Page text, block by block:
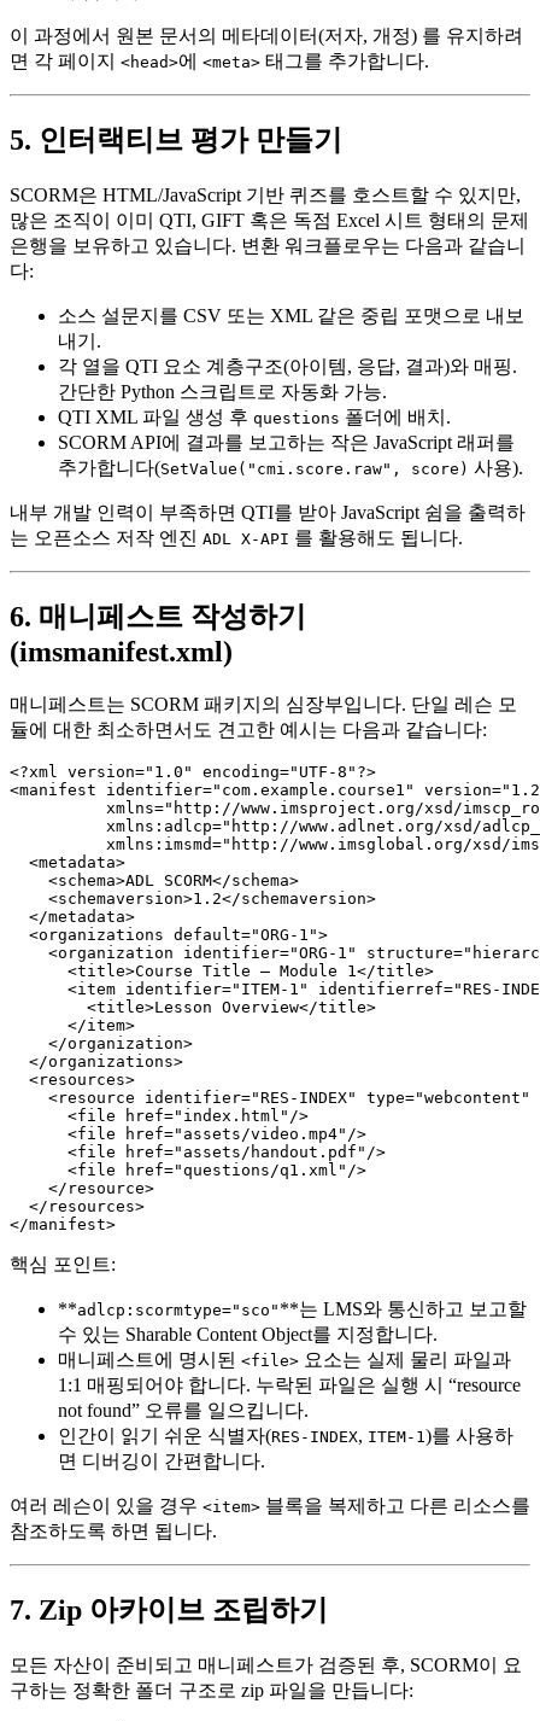
이 과정에서 원본 문서의 메타데이터(저자, 개정) 를 유지하려
면 각 페이지 <head>에 <meta> 태그를 추가합니다.
5. 인터랙티브 평가 만들기
SCORM은 HTML/JavaScript 기반 퀴즈를 호스트할 수 있지만,
많은 조직이 이미 QTI, GIFT 혹은 독점 Excel 시트 형태의 문제
은행을 보유하고 있습니다. 변환 워크플로우는 다음과 같습니
다:
소스 설문지를 CSV 또는 XML 같은 중립 포맷으로 내보
내기 .
각 열을 QTI 요소 계층구조(아이템, 응답, 결과)와 매핑.
간단한 Python 스크립트로 자동화 가능.
QTI XML 파일 생성 후 questions 폴더에 배치.
SCORM API에 결과를 보고하는 작은 JavaScript 래퍼 를
추가합니다(SetValue("cmi.score.raw", score) 사용).
내부 개발 인력이 부족하면 QTI를 받아 JavaScript 쉼을 출력하
는 오픈소스 저작 엔진 ADL X‑API 를 활용해도 됩니다.
6. 매니페스트 작성하기
(imsmanifest.xml)
매니페스트는 SCORM 패키지의 심장부입니다. 단일 레슨 모
듈에 대한 최소하면서도 견고한 예시는 다음과 같습니다:
<?xml version="1.0" encoding="UTF-8"?>
<manifest identifier="com.example.course1"
xmlns="http://www.imsproject.org/xsd/
xmlns:adlcp="http://www.adlnet.org/xsd/
xmlns:imsmd="http://www.imsglobal.org/xsd/
  <metadata>
    <schema>ADL SCORM</schema>
    <schemaversion>1.2</schemaversion>
  </metadata>
  <organizations default="ORG-1">
<organization identifier="ORG-1"
      <title>Course Title – Module 1</title>
<item identifier="ITEM-1" identifierref="RES-
        <title>Lesson Overview</title>
      </item>
    </organization>
  </organizations>
  <resources>
<resource identifier="RES-INDEX"
      <file href="index.html"/>
      <file href="assets/video.mp4"/>
      <file href="assets/handout.pdf"/>
      <file href="questions/q1.xml"/>
    </resource>
  </resources>
핵심 포인트:
**adlcp:scormtype="sco" **는 LMS와 통신하고 보고할
수 있는 Sharable Content Object를 지정합니다.
매니페스트에 명시된 <file> 요소는 실제 물리 파일과
1:1 매핑되어야 합니다. 누락된 파일은 실행 시 “resource
not found” 오류를 일으킵니다.
인간이 읽기 쉬운 식별자(RES-INDEX, ITEM-1 )를 사용하
면 디버깅이 간편합니다.
여러 레슨이 있을 경우 <item> 블록을 복제하고 다른 리소스를
참조하도록 하면 됩니다.
7. Zip 아카이브 조립하기
모든 자산이 준비되고 매니페스트가 검증된 후, SCORM이 요
구하는 정확한 폴더 구조로 zip 파일을 만듭니다: